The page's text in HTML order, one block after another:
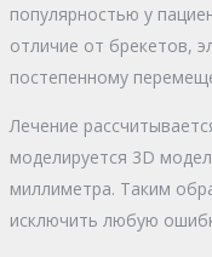
популярностью у
отличие от брекетов,
постепенному
Лечение
моделируется 3D
миллиметра. Таким
исключить любую